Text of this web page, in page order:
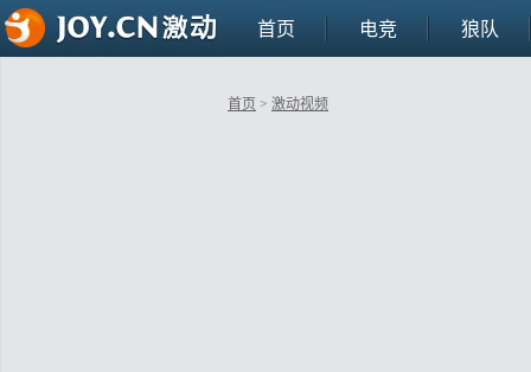
首页 电竞 狼队
首页 > 激动视频